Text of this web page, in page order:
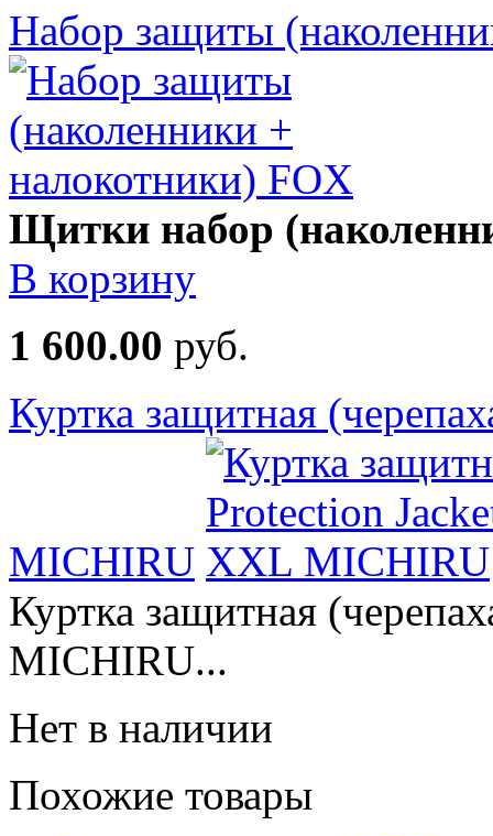
Набор защиты
Щитки набор
В корзину
1 600.00 руб.
Куртка защитная
MICHIRU
Куртка защитная
MICHIRU...
Нет в наличии
Похожие товары